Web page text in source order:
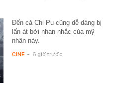
Đến cả Chi Pu cũng dễ dàng bị
lấn át bởi nhan nhắc của mỹ
nhân này.
CINE - 6 giờ trước